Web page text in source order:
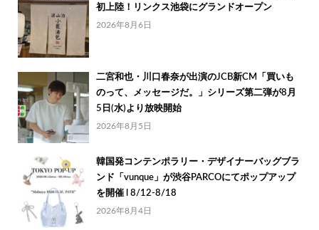
初上陸！リンクス池袋にグランドオープン
2026年8月6日
二宮和也・川口春奈が出演のJCB新CM「買いも
のって、メッセージだ。」シリーズ第二弾が8月
5日(水)より放映開始
2026年8月5日
韓国発コンテンポラリー・デザイナーバッグブラ
ンド「vunque」が渋谷PARCOにてポップアップ
を開催 l 8/12-8/18
2026年8月4日